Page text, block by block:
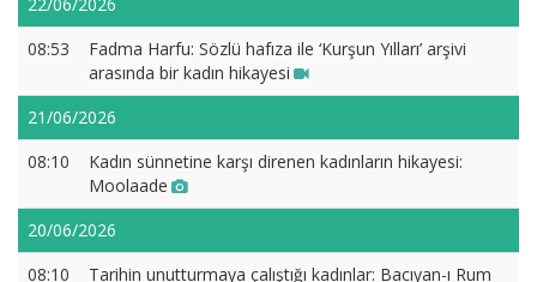
08:53
Fadma Harfu: Sözlü hafıza ile ‘Kurşun Yılları’ arşivi
arasında bir kadın hikayesi
21/06/2026
08:10
Kadın sünnetine karşı direnen kadınların hikayesi:
Moolaade
20/06/2026
08:10
Tarihin unutturmaya çalıştığı kadınlar: Bacıyan-ı Rum